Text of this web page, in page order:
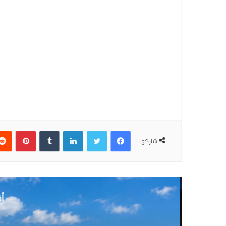
شاركها
فيسبوكتويتر لينكدإن